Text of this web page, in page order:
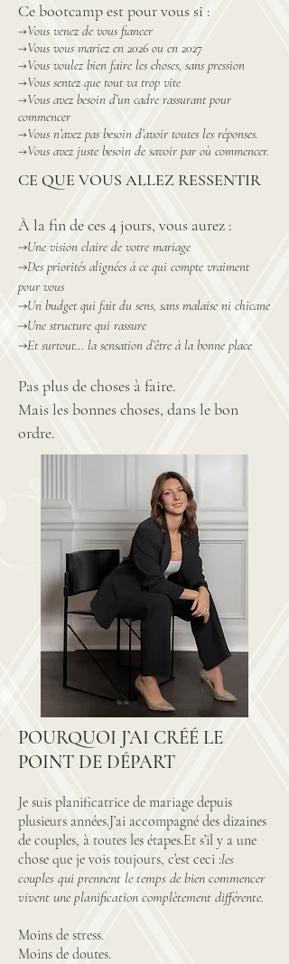
Ce bootcamp est pour vous si :
→Vous venez de vous fiancer
→Vous vous mariez en 2026 ou en 2027
→Vous voulez bien faire les choses, sans pression
→Vous sentez que tout va trop vite
→Vous avez besoin d’un cadre rassurant pour
commencer
→Vous n’avez pas besoin d’avoir toutes les réponses.
→Vous avez juste besoin de savoir par où commencer.
CE QUE VOUS ALLEZ RESSENTIR
À la fin de ces 4 jours, vous aurez :
→Une vision claire de votre mariage
→Des priorités alignées à ce qui compte vraiment
pour vous
→Un budget qui fait du sens, sans malaise ni chicane
→Une structure qui rassure
→Et surtout… la sensation d’être à la bonne place
Pas plus de choses à faire.
Mais les bonnes choses, dans le bon
ordre.
POURQUOI J’AI CRÉÉ LE
POINT DE DÉPART
Je suis planificatrice de mariage depuis
plusieurs années.J’ai accompagné des dizaines
de couples, à toutes les étapes.Et s’il y a une
chose que je vois toujours, c’est ceci :les
couples qui prennent le temps de bien commencer
vivent une planification complètement différente.
Moins de stress.
Moins de doutes.